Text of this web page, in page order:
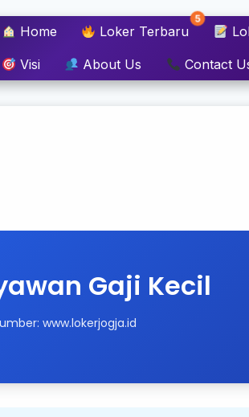
Home Loker Terbaru
5
Visi About Us Contact
Gaji Kecil
www.lokerjogja.id